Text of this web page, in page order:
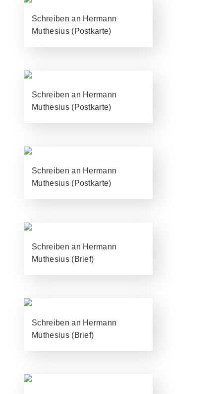
Schreiben an Hermann
Muthesius (Postkarte)
Schreiben an Hermann
Muthesius (Postkarte)
Schreiben an Hermann
Muthesius (Postkarte)
Schreiben an Hermann
Muthesius (Brief)
Schreiben an Hermann
Muthesius (Brief)